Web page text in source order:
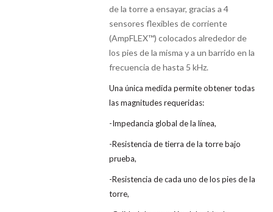
de la torre a ensayar, gracias a 4
sensores flexibles de corriente
(AmpFLEX™) colocados alrededor de
los pies de la misma y a un barrido en la
frecuencia de hasta 5 kHz.
Una única medida permite obtener todas
las magnitudes requeridas:
-Impedancia global de la línea,
-Resistencia de tierra de la torre bajo
prueba,
-Resistencia de cada uno de los pies de la
torre,